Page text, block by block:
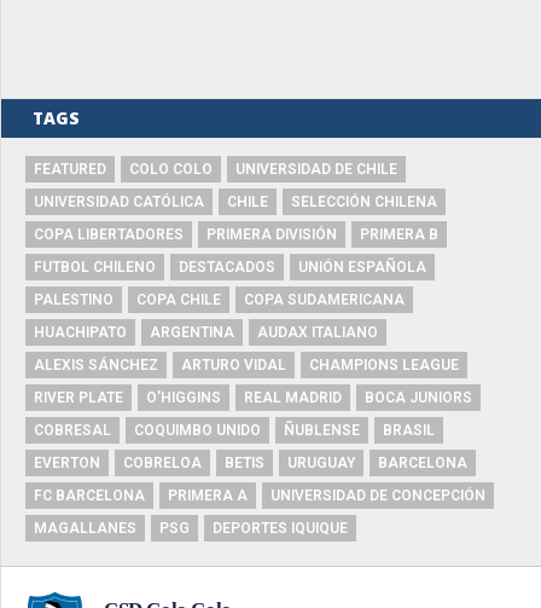
TAGS
FEATURED COLO COLO
UNIVERSIDAD DE CHILE
UNIVERSIDAD CATÓLICA
CHILE
SELECCIÓN CHILENA
COPA LIBERTADORES
PRIMERA DIVISIÓN
PRIMERA B
FUTBOL CHILENO
DESTACADOS
UNIÓN ESPAÑOLA
PALESTINO
COPA CHILE
COPA SUDAMERICANA
HUACHIPATO
ARGENTINA
AUDAX ITALIANO
ALEXIS SÁNCHEZ
ARTURO VIDAL
CHAMPIONS LEAGUE
RIVER PLATE
O'HIGGINS REAL MADRID
BOCA JUNIORS
COBRESAL
COQUIMBO UNIDO ÑUBLENSE
BRASIL
EVERTON
COBRELOA BETIS URUGUAY
BARCELONA
FC BARCELONA
PRIMERA A
UNIVERSIDAD DE CONCEPCIÓN
MAGALLANES
PSG DEPORTES IQUIQUE